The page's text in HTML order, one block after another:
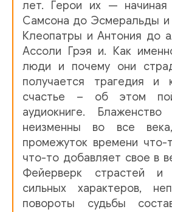
15
16
18
лет. Герои их —
Самсона до Эсмеральды и
Клеопатры и Антония до
Ассоли Грэя и. Как
люди и почему они
получается трагедия и
счастье – об этом
аудиокниге.
неизменны во все
промежуток времени что-
что-то добавляет свое в
Фейерверк страстей и
сильных характеров,
повороты судьбы